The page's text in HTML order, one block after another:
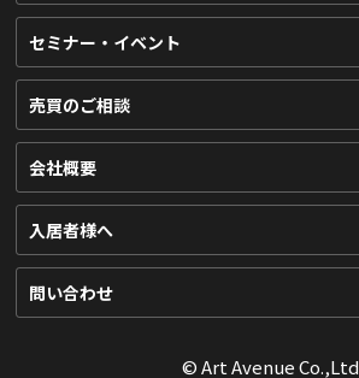
セミナー・イベント
売買のご相談
会社概要
入居者様へ
問い合わせ
© Art Avenue Co.,Ltd